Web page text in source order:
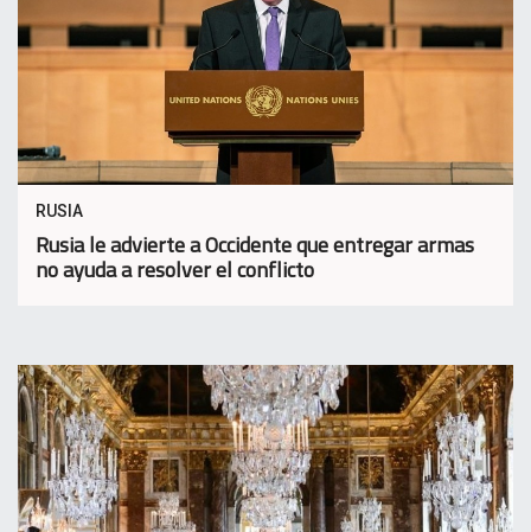
RUSIA
Rusia le advierte a Occidente que entregar armas
no ayuda a resolver el conflicto